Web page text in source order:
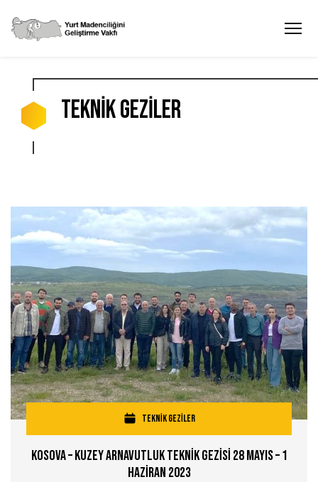
TEKNİK GEZİLER
TEKNİK GEZİLER
Kosova – Kuzey Arnavutluk Teknİk Gezİsİ 28 Mayıs – 1
Hazİran 2023